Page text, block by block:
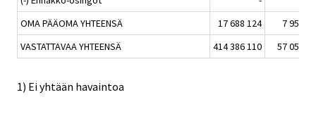
OMA PÄÄOMA YHTEENSÄ
17 688 124
7 952
VASTATTAVAA YHTEENSÄ
414 386 110 57 052
1) Ei yhtään havaintoa